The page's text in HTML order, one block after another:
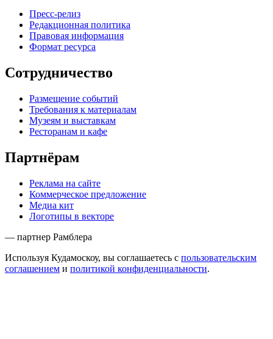
Пресс-релиз
Редакционная политика
Правовая информация
Формат ресурса
Сотрудничество
Размещение событий
Требования к материалам
Музеям и выставкам
Ресторанам и кафе
Партнёрам
Реклама на сайте
Коммерческое предложение
Медиа кит
Логотипы в векторе
— партнер Рамблера
Используя Кудамоскоу, вы соглашаетесь с пользовательским
соглашением и политикой конфиденциальности.